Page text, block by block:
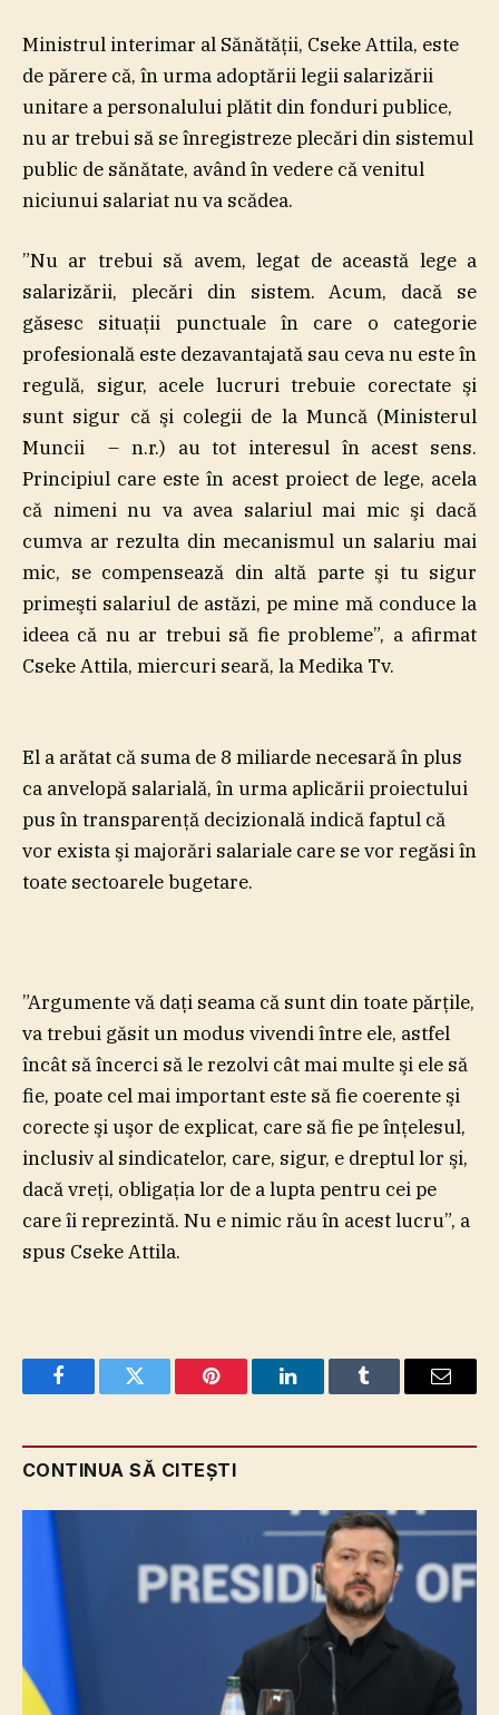
Ministrul interimar al Sănătăţii, Cseke Attila, este
de părere că, în urma adoptării legii salarizării
unitare a personalului plătit din fonduri publice,
nu ar trebui să se înregistreze plecări din sistemul
public de sănătate, având în vedere că venitul
niciunui salariat nu va scădea.
”Nu ar trebui să avem, legat de această lege a
salarizării, plecări din sistem. Acum, dacă se
găsesc situaţii punctuale în care o categorie
profesională este dezavantajată sau ceva nu este în
regulă, sigur, acele lucruri trebuie corectate şi
sunt sigur că şi colegii de la Muncă (Ministerul
Muncii – n.r.) au tot interesul în acest sens.
Principiul care este în acest proiect de lege, acela
că nimeni nu va avea salariul mai mic şi dacă
cumva ar rezulta din mecanismul un salariu mai
mic, se compensează din altă parte şi tu sigur
primeşti salariul de astăzi, pe mine mă conduce la
ideea că nu ar trebui să fie probleme”, a afirmat
Cseke Attila, miercuri seară, la Medika Tv.
El a arătat că suma de 8 miliarde necesară în plus
ca anvelopă salarială, în urma aplicării proiectului
pus în transparenţă decizională indică faptul că
vor exista şi majorări salariale care se vor regăsi în
toate sectoarele bugetare.
”Argumente vă daţi seama că sunt din toate părţile,
va trebui găsit un modus vivendi între ele, astfel
încât să încerci să le rezolvi cât mai multe şi ele să
fie, poate cel mai important este să fie coerente şi
corecte şi uşor de explicat, care să fie pe înţelesul,
inclusiv al sindicatelor, care, sigur, e dreptul lor şi,
dacă vreţi, obligaţia lor de a lupta pentru cei pe
care îi reprezintă. Nu e nimic rău în acest lucru”, a
spus Cseke Attila.
FacebookTwitter Pinterest LinkedInTumblr Email
CONTINUA SĂ CITEȘTI